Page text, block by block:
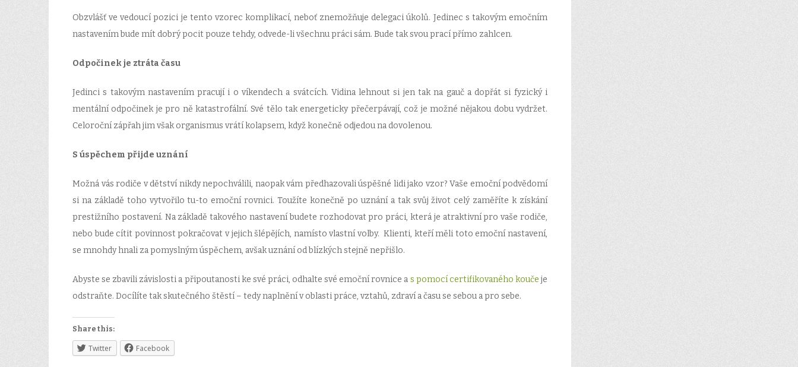
Obzvlášť ve vedoucí pozici je tento vzorec komplikací, neboť znemožňuje delegaci úkolů. Jedinec s takovým emočním
nastavením bude mít dobrý pocit pouze tehdy, odvede-li všechnu práci sám. Bude tak svou prací přímo zahlcen.
Odpočinek je ztráta času
Jedinci s takovým nastavením pracují i o víkendech a svátcích. Vidina lehnout si jen tak na gauč a dopřát si fyzický i
mentální odpočinek je pro ně katastrofální. Své tělo tak energeticky přečerpávají, což je možné nějakou dobu vydržet.
Celoroční zápřah jim však organismus vrátí kolapsem, když konečně odjedou na dovolenou.
S úspěchem přijde uznání
Možná vás rodiče v dětství nikdy nepochválili, naopak vám předhazovali úspěšné lidi jako vzor? Vaše emoční podvědomí
si na základě toho vytvořilo tu-to emoční rovnici. Toužíte konečně po uznání a tak svůj život celý zaměříte k získání
prestižního postavení. Na základě takového nastavení budete rozhodovat pro práci, která je atraktivní pro vaše rodiče,
nebo bude cítit povinnost pokračovat v jejich šlépějích, namísto vlastní volby. Klienti, kteří měli toto emoční nastavení,
se mnohdy hnali za pomyslným úspěchem, avšak uznání od blízkých stejně nepřišlo.
Abyste se zbavili závislosti a připoutanosti ke své práci, odhalte své emoční rovnice a s pomocí certifikovaného kouče je
odstraňte. Docílíte tak skutečného štěstí – tedy naplnění v oblasti práce, vztahů, zdraví a času se sebou a pro sebe.
Share this:
Twitter Facebook